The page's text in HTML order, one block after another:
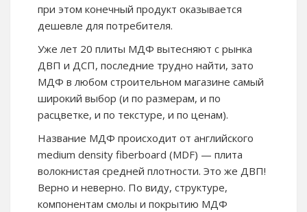
при этом конечный продукт оказывается
дешевле для потребителя.
Уже лет 20 плиты МДФ вытесняют с рынка
ДВП и ДСП, последние трудно найти, зато
МДФ в любом строительном магазине самый
широкий выбор (и по размерам, и по
расцветке, и по текстуре, и по ценам).
Название МДФ происходит от английского
medium density fiberboard (MDF) — плита
волокнистая средней плотности. Это же ДВП!
Верно и неверно. По виду, структуре,
компонентам смолы и покрытию МДФ